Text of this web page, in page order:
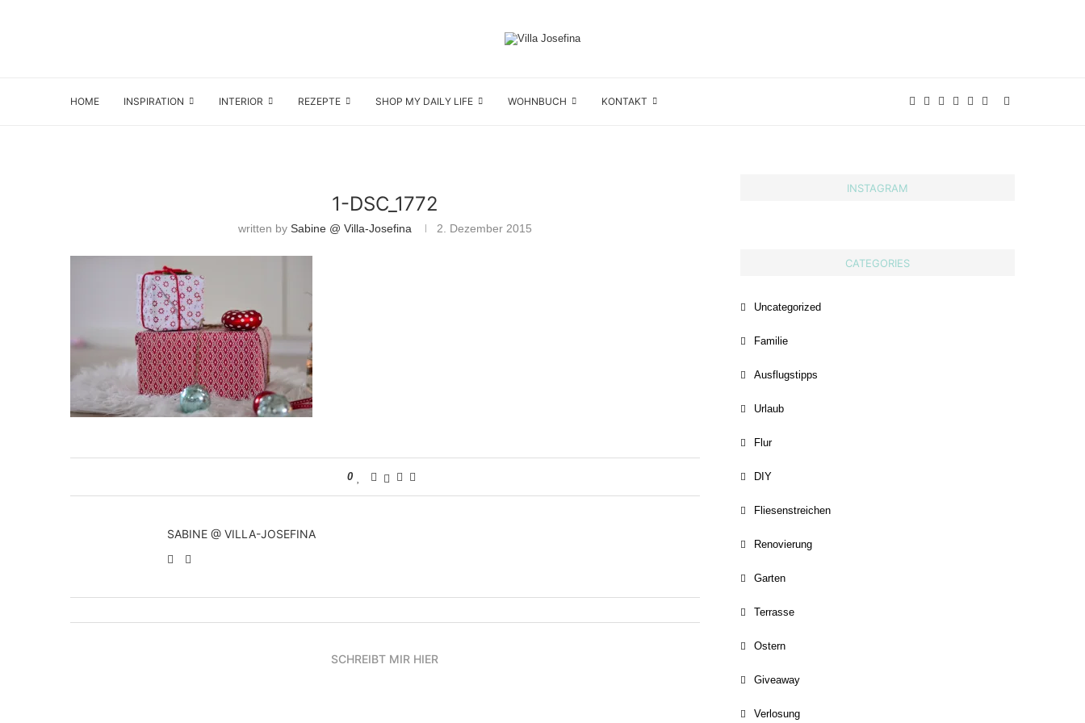
HOME INSPIRATION INTERIOR REZEPTE SHOP MY DAILY LIFE WOHNBUCH KONTAKT
1-DSC_1772
written by Sabine @ Villa-Josefina 2. Dezember 2015
0
SABINE @ VILLA-JOSEFINA
SCHREIBT MIR HIER
INSTAGRAM
CATEGORIES
Uncategorized
Familie
Ausflugstipps
Urlaub
Flur
DIY
Fliesenstreichen
Renovierung
Garten
Terrasse
Ostern
Giveaway
Verlosung